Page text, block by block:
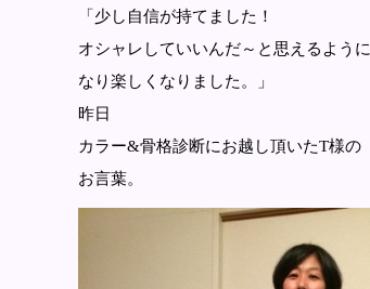
「少し自信が持てました！
オシャレしていいんだ～と思えるように
なり楽しくなりました。」
昨日
カラー&骨格診断にお越し頂いたT様の
お言葉。